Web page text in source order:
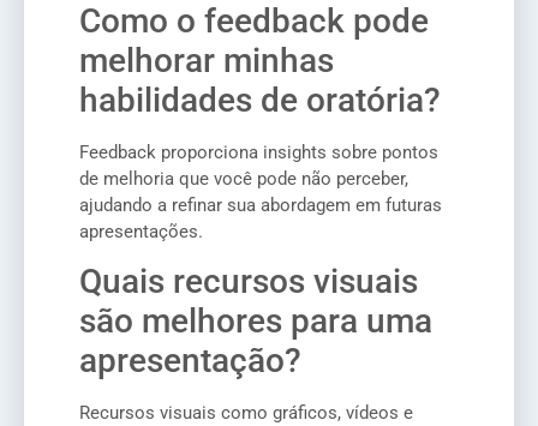
Como o feedback pode
melhorar minhas
habilidades de oratória?
Feedback proporciona insights sobre pontos
de melhoria que você pode não perceber,
ajudando a refinar sua abordagem em futuras
apresentações.
Quais recursos visuais
são melhores para uma
apresentação?
Recursos visuais como gráficos, vídeos e